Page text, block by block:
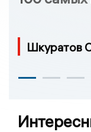
Шкуратов